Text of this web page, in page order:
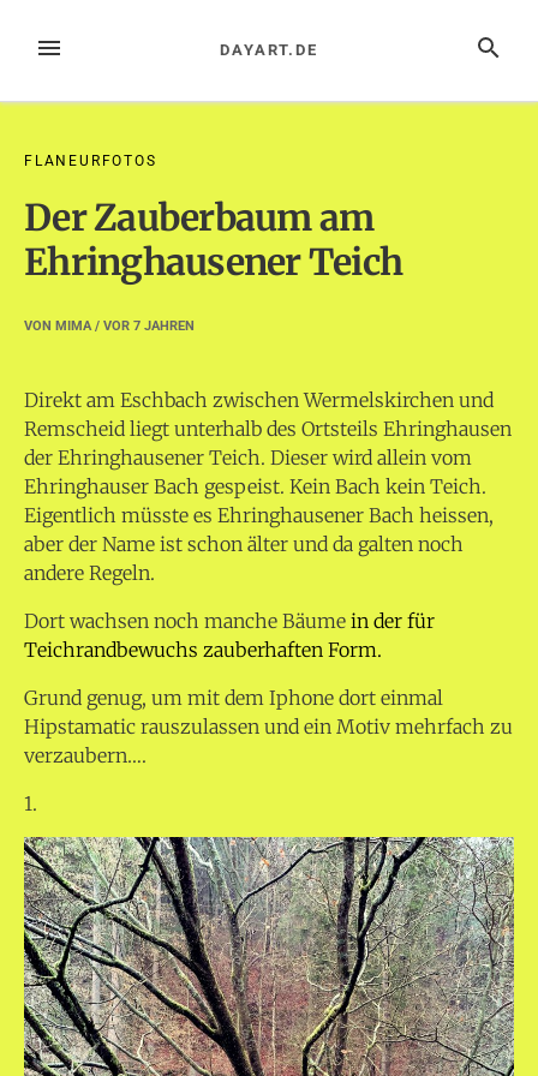
InhaltMENÜ SUCHE
DAYART.DE
FLANEURFOTOS
Der Zauberbaum am
Ehringhausener Teich
VON MIMA/ VOR 7 JAHREN
Direkt am Eschbach zwischen Wermelskirchen und
Remscheid liegt unterhalb des Ortsteils Ehringhausen
der Ehringhausener Teich. Dieser wird allein vom
Ehringhauser Bach gespeist. Kein Bach kein Teich.
Eigentlich müsste es Ehringhausener Bach heissen,
aber der Name ist schon älter und da galten noch
andere Regeln.
Dort wachsen noch manche Bäume in der für
Teichrandbewuchs zauberhaften Form.
Grund genug, um mit dem Iphone dort einmal
Hipstamatic rauszulassen und ein Motiv mehrfach zu
verzaubern….
1.